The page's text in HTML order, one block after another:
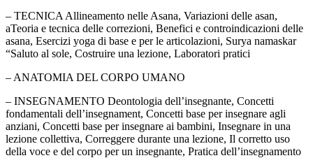
– TECNICA Allineamento nelle Asana, Variazioni delle asan,
aTeoria e tecnica delle correzioni, Benefici e controindicazioni delle
asana, Esercizi yoga di base e per le articolazioni, Surya namaskar
“Saluto al sole, Costruire una lezione, Laboratori pratici
– ANATOMIA DEL CORPO UMANO
– INSEGNAMENTO Deontologia dell’insegnante, Concetti
fondamentali dell’insegnament, Concetti base per insegnare agli
anziani, Concetti base per insegnare ai bambini, Insegnare in una
lezione collettiva, Correggere durante una lezione, Il corretto uso
della voce e del corpo per un insegnante, Pratica dell’insegnamento